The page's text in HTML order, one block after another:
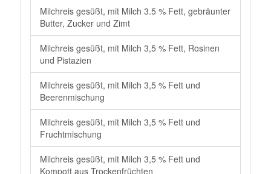
Milchreis gesüßt, mit Milch 3.5 % Fett, gebräunter
Butter, Zucker und Zimt
Milchreis gesüßt, mit Milch 3,5 % Fett, Rosinen
und Pistazien
Milchreis gesüßt, mit Milch 3,5 % Fett und
Beerenmischung
Milchreis gesüßt, mit Milch 3,5 % Fett und
Fruchtmischung
Milchreis gesüßt, mit Milch 3,5 % Fett und
Kompott aus Trockenfrüchten